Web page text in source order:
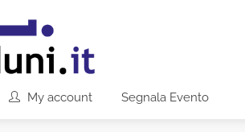
My account Segnala Evento